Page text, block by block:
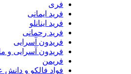
فرید ایمانی
فرید اینانلو
فرید رحمانی
فریدون آسرایی
فریدون آسرایی و مانی رهنما
فواد فالکو و دانش عسکری